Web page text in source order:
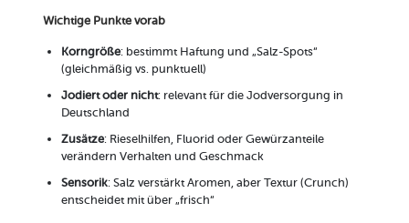
Wichtige Punkte vorab
Korngröße: bestimmt Haftung und „Salz-Spots“
(gleichmäßig vs. punktuell)
Jodiert oder nicht: relevant für die Jodversorgung in
Deutschland
Zusätze: Rieselhilfen, Fluorid oder Gewürzanteile
verändern Verhalten und Geschmack
Sensorik: Salz verstärkt Aromen, aber Textur (Crunch)
entscheidet mit über „frisch“